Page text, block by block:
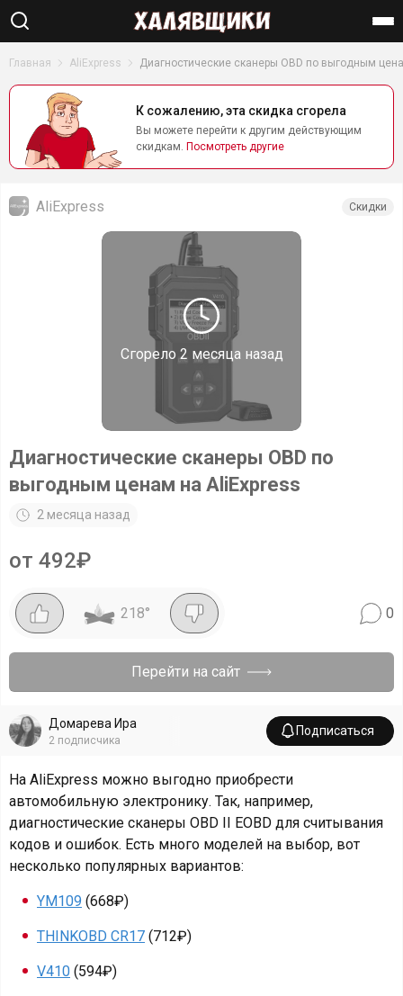
Найти
Главная AliExpress Диагностические сканеры OBD по выгодным
К сожалению, эта скидка сгорела
Вы можете перейти к другим действующим
скидкам. Посмотреть другие
Сгорело2 месяца назад
AliExpress Скидки
Диагностические сканеры OBD по
выгодным ценам на AliExpress
2 месяца назад
от 492₽
218° 0
Перейти на сайт
Домарева Ира
2 подписчика
Подписаться
На AliExpress можно выгодно приобрести
автомобильную электронику. Так, например,
диагностические сканеры OBD II EOBD для считывания
кодов и ошибок. Есть много моделей на выбор, вот
несколько популярных вариантов:
YM109 (668₽)
THINKOBD CR17 (712₽)
V410 (594₽)